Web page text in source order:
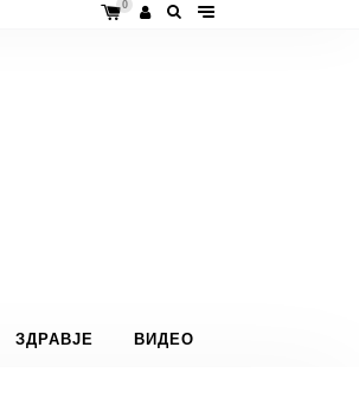
0
ЗДРАВЈЕ ВИДЕО